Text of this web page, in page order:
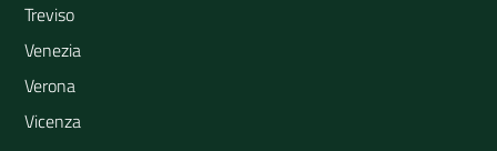
Treviso
Venezia
Verona
Vicenza